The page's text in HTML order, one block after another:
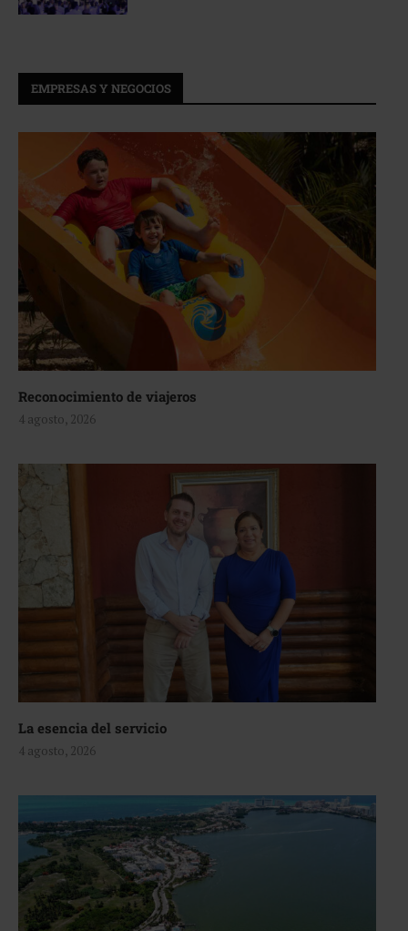
EMPRESAS Y NEGOCIOS
Reconocimiento de viajeros
4 agosto, 2026
La esencia del servicio
4 agosto, 2026